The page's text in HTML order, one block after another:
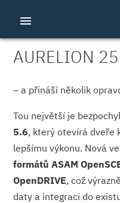
menu
AURELION
– a přináší několik
Tou největší je
5.6, který otevírá dveře
lepšímu výkonu. Nová
formátů ASAM
OpenDRIVE, což
daty a integraci do